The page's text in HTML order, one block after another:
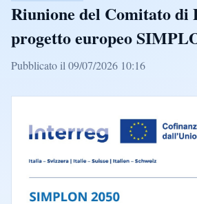
Riunione del Comitato di
progetto europeo
Pubblicato il 09/07/2026 10:16